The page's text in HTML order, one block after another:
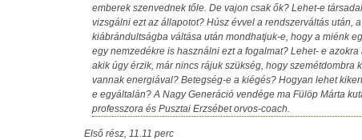
emberek szenvednek tőle. De vajon csak ők? Lehet-e
vizsgálni ezt az állapotot? Húsz évvel a rendszerváltás után,
kiábrándultságba váltása után mondhatjuk-e, hogy a miénk
egy nemzedékre is használni ezt a fogalmat? Lehet- e
akik úgy érzik, már nincs rájuk szükség, hogy szemétdombra
vannak energiával? Betegség-e a kiégés? Hogyan lehet
e egyáltalán? A Nagy Generáció vendége ma Fülöp Márta
professzora és Pusztai Erzsébet orvos-coach.
Első rész, 11.11 perc